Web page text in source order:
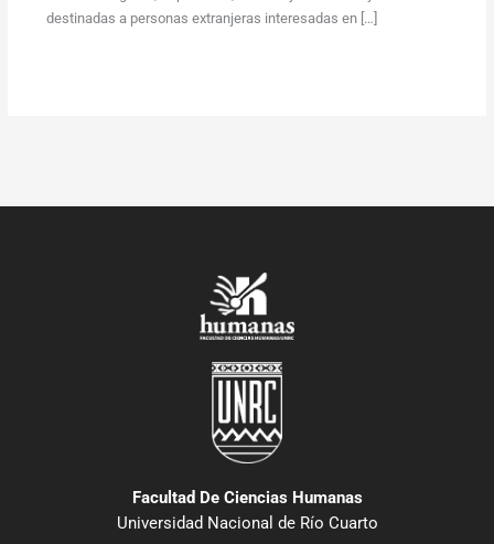
destinadas a personas extranjeras interesadas en […]
Facultad De Ciencias Humanas
Universidad Nacional de Río Cuarto